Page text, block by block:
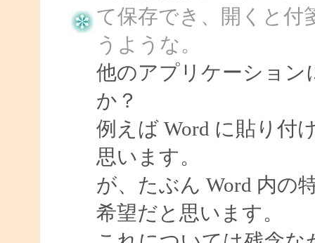
て保存でき、開くと付
うような。
他のアプリケーショ
か？
例えば Word に貼り付
思います。
が、たぶん Word 内の
希望だと思います。